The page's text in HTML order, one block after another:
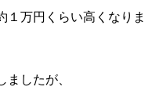
１万円くらい高くなりま
したが、